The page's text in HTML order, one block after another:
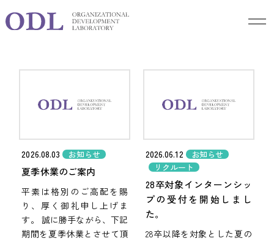
Blog ブログ
2026.08.03 お知らせ
夏季休業のご案内
平素は格別のご高配を賜
り、厚く御礼申し上げま
す。 誠に勝手ながら、下記
期間を夏季休業とさせて頂
2026.06.12
お知らせ
リクルート
28卒対象インターンシッ
プの受付を開始しまし
た。
28卒以降を対象とした夏の